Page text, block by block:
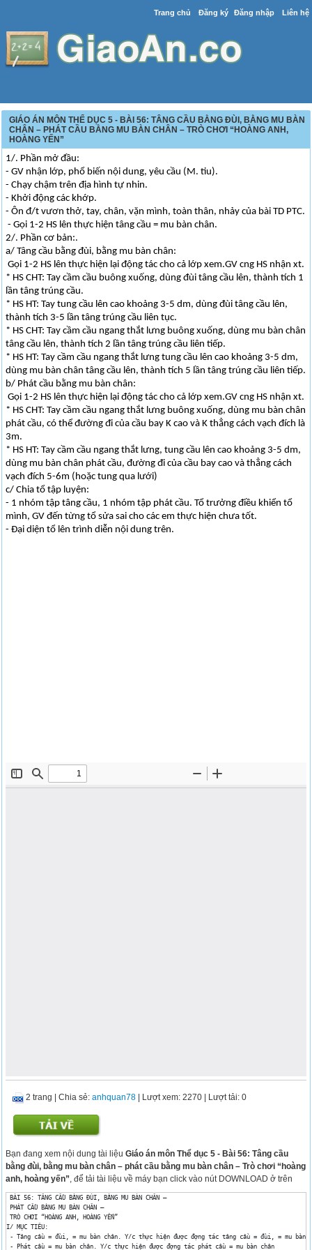
Trang chủ Đăng ký Đăng nhập Liên hệ
GIÁO ÁN MÔN THỂ DỤC 5 - BÀI 56: TÂNG CẦU BẰNG ĐÙI, BẰNG MU BÀN
CHÂN – PHÁT CẦU BẰNG MU BÀN CHÂN – TRÒ CHƠI “HOÀNG ANH,
HOÀNG YẾN”
1/. Phần mở đầu:
- GV nhận lớp, phổ biến nội dung, yêu cầu (M. tiu).
- Chạy chậm trên địa hình tự nhin.
- Khởi động các khớp.
- Ôn đ/t vươn thở, tay, chân, vặn mình, toàn thân, nhảy của bài TD PTC.
- Gọi 1-2 HS lên thực hiện tâng cầu = mu bàn chân.
2/. Phần cơ bản:.
a/ Tâng cầu bằng đùi, bằng mu bàn chân:
Gọi 1-2 HS lên thực hiện lại động tác cho cả lớp xem.GV cng HS nhận xt.
* HS CHT: Tay cầm cầu buông xuống, dùng đùi tâng cầu lên, thành tích 1
lần tâng trúng cầu.
* HS HT: Tay tung cầu lên cao khoảng 3-5 dm, dùng đùi tâng cầu lên,
thành tích 3-5 lần tâng trúng cầu liên tục.
* HS CHT: Tay cầm cầu ngang thắt lưng buông xuống, dùng mu bàn chân
tâng cầu lên, thành tích 2 lần tâng trúng cầu liên tiếp.
* HS HT: Tay cầm cầu ngang thắt lưng tung cầu lên cao khoảng 3-5 dm,
dùng mu bàn chân tâng cầu lên, thành tích 5 lần tâng trúng cầu liên tiếp.
b/ Phát cầu bằng mu bàn chân:
Gọi 1-2 HS lên thực hiện lại động tác cho cả lớp xem.GV cng HS nhận xt.
* HS CHT: Tay cầm cầu ngang thắt lưng buông xuống, dùng mu bàn chân
phát cầu, có thể đường đi của cầu bay K cao và K thẳng cách vạch đích là
3m.
* HS HT: Tay cầm cầu ngang thắt lưng, tung cầu lên cao khoảng 3-5 dm,
dùng mu bàn chân phát cầu, đường đi của cầu bay cao và thẳng cách
vạch đích 5-6m (hoặc tung qua lưới)
c/ Chia tổ tập luyện:
- 1 nhóm tập tâng cầu, 1 nhóm tập phát cầu. Tổ trưởng điều khiển tổ
mình, GV đến từng tổ sửa sai cho các em thực hiện chưa tốt.
- Đại diện tổ lên trình diễn nội dung trên.
2 trang |Chia sẻ:anhquan78 | Lượt xem: 2270 | Lượt tải: 0
Bạn đang xem nội dung tài liệuGiáo án môn Thể dục 5 - Bài 56: Tâng cầu
bằng đùi, bằng mu bàn chân – phát cầu bằng mu bàn chân – Trò chơi “hoàng
anh, hoàng yến” , để tải tài liệu về máy bạn click vào nút DOWNLOAD ở trên
BÀI 56: TÂNG CẦU BẰNG ĐÙI, BẰNG MU BÀN CHÂN –
PHÁT CẦU BẰNG MU BÀN CHÂN –
TRÒ CHƠI “HOÀNG ANH, HOÀNG YẾN”
I/ MỤC TIÊU:
- Tâng cầu = đùi, = mu bàn chân. Y/c thực hiện được đợng tác tâng cầu = đùi, = mu bàn
- Phát cầu = mu bàn chân. Y/c thực hiện được đợng tác phát cầu = mu bàn chân